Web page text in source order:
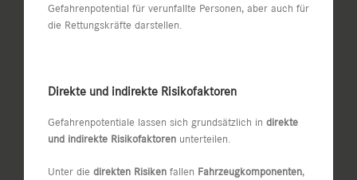
Gefahrenpotential für verunfallte Personen, aber auch für
die Rettungskräfte darstellen.
Direkte und indirekte Risikofaktoren
Gefahrenpotentiale lassen sich grundsätzlich in direkte
und indirekte Risikofaktoren unterteilen.
Unter die direkten Risiken fallen Fahrzeugkomponenten,